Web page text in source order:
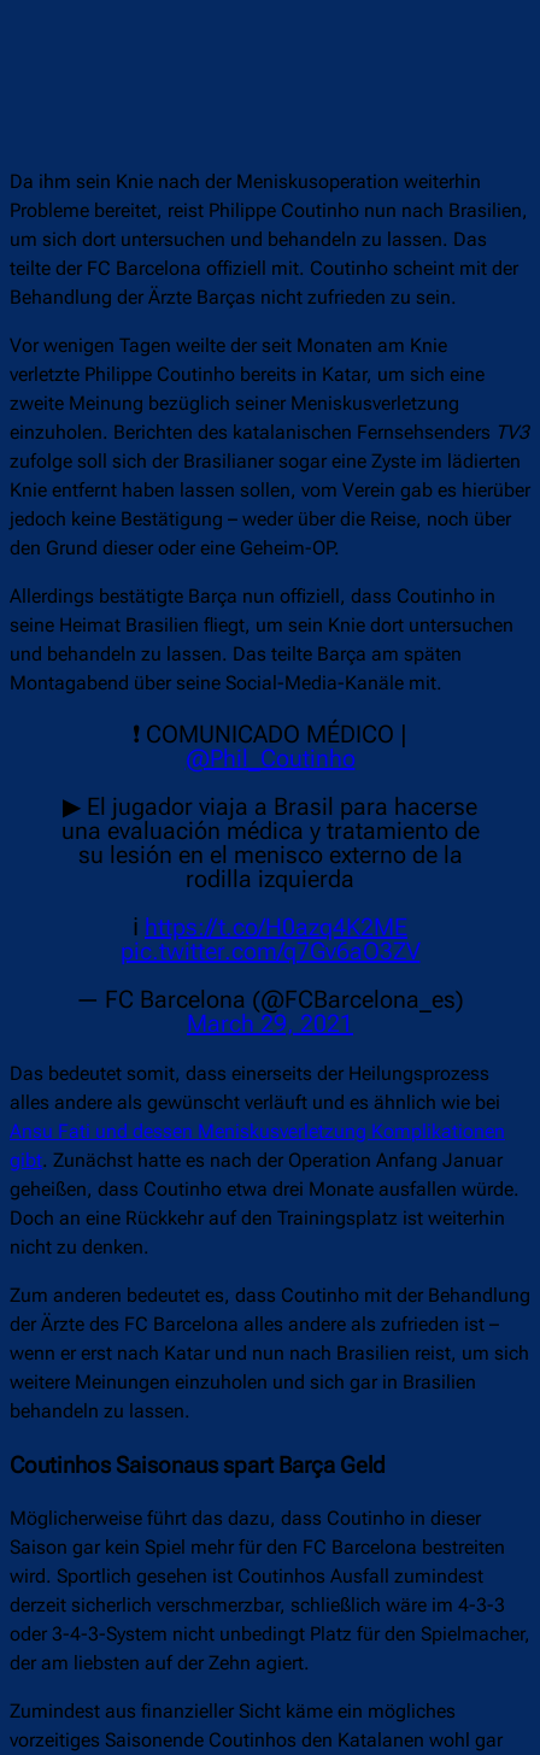
Da ihm sein Knie nach der Meniskusoperation weiterhin
Probleme bereitet, reist Philippe Coutinho nun nach Brasilien,
um sich dort untersuchen und behandeln zu lassen. Das
teilte der FC Barcelona offiziell mit. Coutinho scheint mit der
Behandlung der Ärzte Barças nicht zufrieden zu sein.
Vor wenigen Tagen weilte der seit Monaten am Knie
verletzte Philippe Coutinho bereits in Katar, um sich eine
zweite Meinung bezüglich seiner Meniskusverletzung
einzuholen. Berichten des katalanischen Fernsehsenders TV3
zufolge soll sich der Brasilianer sogar eine Zyste im lädierten
Knie entfernt haben lassen sollen, vom Verein gab es hierüber
jedoch keine Bestätigung – weder über die Reise, noch über
den Grund dieser oder eine Geheim-OP.
Allerdings bestätigte Barça nun offiziell, dass Coutinho in
seine Heimat Brasilien fliegt, um sein Knie dort untersuchen
und behandeln zu lassen. Das teilte Barça am späten
Montagabend über seine Social-Media-Kanäle mit.
❗ COMUNICADO MÉDICO |
@Phil_Coutinho
▶ El jugador viaja a Brasil para hacerse
una evaluación médica y tratamiento de
su lesión en el menisco externo de la
rodilla izquierda
ℹ https://t.co/H0azq4K2ME
pic.twitter.com/q7Gv6aO3ZV
— FC Barcelona (@FCBarcelona_es)
March 29, 2021
Das bedeutet somit, dass einerseits der Heilungsprozess
alles andere als gewünscht verläuft und es ähnlich wie bei
Ansu Fati und dessen Meniskusverletzung Komplikationen
gibt. Zunächst hatte es nach der Operation Anfang Januar
geheißen, dass Coutinho etwa drei Monate ausfallen würde.
Doch an eine Rückkehr auf den Trainingsplatz ist weiterhin
nicht zu denken.
Zum anderen bedeutet es, dass Coutinho mit der Behandlung
der Ärzte des FC Barcelona alles andere als zufrieden ist –
wenn er erst nach Katar und nun nach Brasilien reist, um sich
weitere Meinungen einzuholen und sich gar in Brasilien
behandeln zu lassen.
Coutinhos Saisonaus spart Barça Geld
Möglicherweise führt das dazu, dass Coutinho in dieser
Saison gar kein Spiel mehr für den FC Barcelona bestreiten
wird. Sportlich gesehen ist Coutinhos Ausfall zumindest
derzeit sicherlich verschmerzbar, schließlich wäre im 4-3-3
oder 3-4-3-System nicht unbedingt Platz für den Spielmacher,
der am liebsten auf der Zehn agiert.
Zumindest aus finanzieller Sicht käme ein mögliches
vorzeitiges Saisonende Coutinhos den Katalanen wohl gar